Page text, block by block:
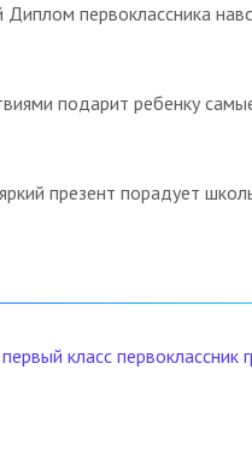
первоклассника
подарит ребенку
презент порадует
первый класс первоклассник